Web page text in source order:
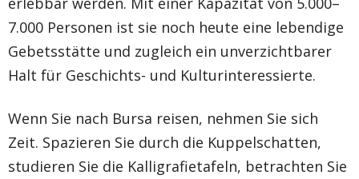
7.000 Personen ist sie noch heute eine lebendige
Gebetsstätte und zugleich ein unverzichtbarer
Halt für Geschichts- und Kulturinteressierte.
Wenn Sie nach Bursa reisen, nehmen Sie sich
Zeit. Spazieren Sie durch die Kuppelschatten,
studieren Sie die Kalligrafietafeln, betrachten Sie